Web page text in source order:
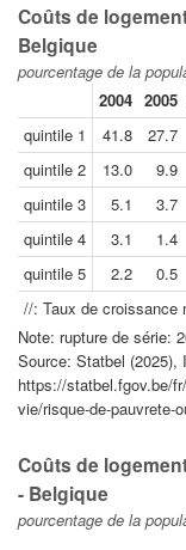
Coûts de
Belgique
pourcentage de la
2004 2005
quintile 1
41.8 27.7
quintile 2
13.0 9.9
quintile 3
5.1 3.7
quintile 4
3.1 1.4
quintile 5
2.2 0.5
//: Taux de croissance
Note: rupture de série:
Source: Statbel (2025),
https://statbel.fgov.be/
vie/risque-de-pauvrete-
Coûts de
- Belgique
pourcentage de la